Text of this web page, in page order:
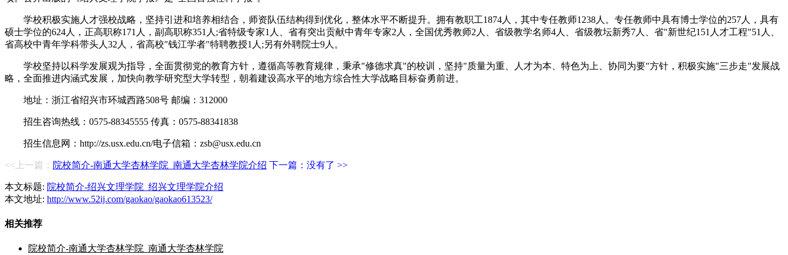
学校积极实施人才强校战略，坚持引进和培养相结合，师资队伍结构得到优化，整体水平不断提升。拥有教职工1874人，其中专任教师1238人。专任教师中具有博士学位的257人，具有
硕士学位的624人，正高职称171人，副高职称351人;省特级专家1人、省有突出贡献中青年专家2人，全国优秀教师2人、省级教学名师4人、省级教坛新秀7人、省"新世纪151人才工程"51人、
省高校中青年学科带头人32人，省高校"钱江学者"特聘教授1人;另有外聘院士9人。
学校坚持以科学发展观为指导，全面贯彻党的教育方针，遵循高等教育规律，秉承"修德求真"的校训，坚持"质量为重、人才为本、特色为上、协同为要"方针，积极实施"三步走"发展战
略，全面推进内涵式发展，加快向教学研究型大学转型，朝着建设高水平的地方综合性大学战略目标奋勇前进。
地址：浙江省绍兴市环城西路508号 邮编：312000
招生咨询热线：0575-88345555 传真：0575-88341838
招生信息网：http://zs.usx.edu.cn/电子信箱：zsb@usx.edu.cn
<<上一篇： 院校简介-南通大学杏林学院_南通大学杏林学院介绍 下一篇：没有了 >>
本文标题: 院校简介-绍兴文理学院_绍兴文理学院介绍
本文地址: http://www.52ij.com/gaokao/gaokao613523/
相关推荐
院校简介-南通大学杏林学院_南通大学杏林学院